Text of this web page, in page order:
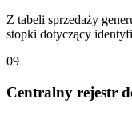
Z tabeli sprzedaży
stopki dotyczący
09
Centralny rejestr